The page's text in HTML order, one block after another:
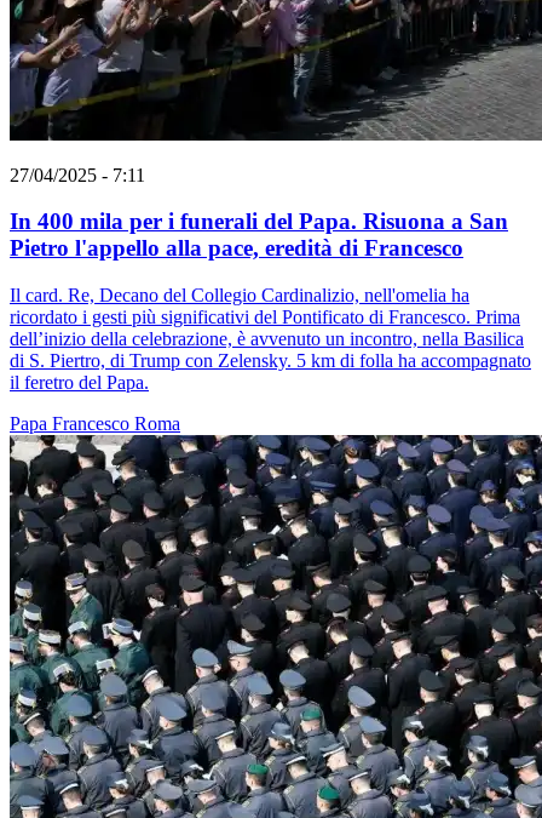
27/04/2025 - 7:11
In 400 mila per i funerali del Papa. Risuona a San
Pietro l'appello alla pace, eredità di Francesco
Il card. Re, Decano del Collegio Cardinalizio, nell'omelia ha
ricordato i gesti più significativi del Pontificato di Francesco. Prima
dell’inizio della celebrazione, è avvenuto un incontro, nella Basilica
di S. Piertro, di Trump con Zelensky. 5 km di folla ha accompagnato
il feretro del Papa.
Papa Francesco Roma